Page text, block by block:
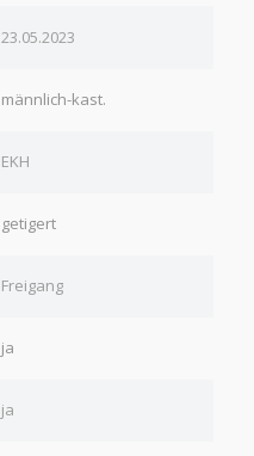
23.05.2023
männlich-kast.
EKH
getigert
Freigang
ja
ja